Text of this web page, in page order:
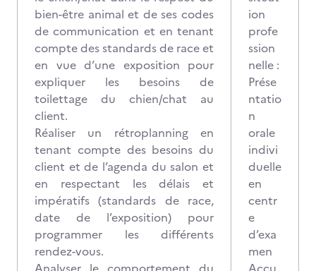
bien-être animal et de ses codes
de communication et en tenant
compte des standards de race et
en vue d’une exposition pour
expliquer les besoins de
toilettage du chien/chat au
client.
Réaliser un rétroplanning en
tenant compte des besoins du
client et de l’agenda du salon et
en respectant les délais et
impératifs (standards de race,
date de l’exposition) pour
programmer les différents
rendez-vous.
ion
profe
ssion
nelle :
Prése
ntatio
n
orale
indivi
duelle
en
centr
e
d’exa
men